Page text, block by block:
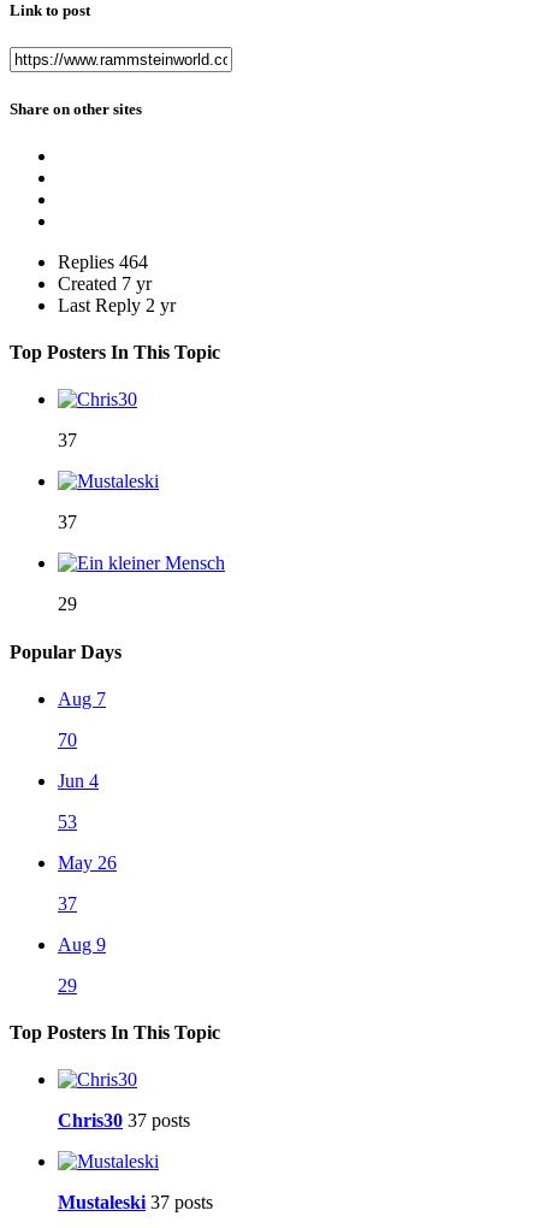
Link to post
Share on other sites
Replies 464
Created 7 yr
Last Reply 2 yr
Top Posters In This Topic
37
37
29
Popular Days
Aug 7
70
Jun 4
53
May 26
37
Aug 9
29
Top Posters In This Topic
Chris30 37 posts
Mustaleski 37 posts